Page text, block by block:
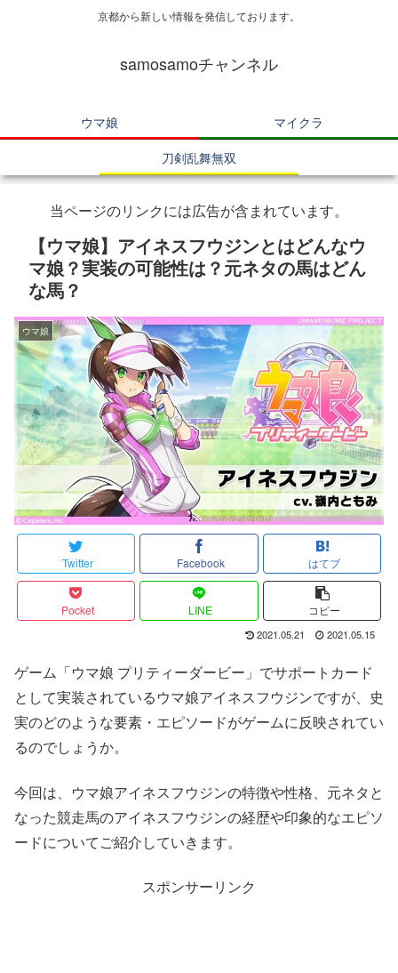
京都から新しい情報を発信しております。
samosamoチャンネル
ウマ娘
マイクラ
刀剣乱舞無双
当ページのリンクには広告が含まれています。
【ウマ娘】アイネスフウジンとはどんなウ
マ娘？実装の可能性は？元ネタの馬はどん
な馬？
ウマ娘
Twitter Facebook はてブ
Pocket LINE コピー
2021.05.21 2021.05.15
ゲーム「ウマ娘 プリティーダービー」でサポートカード
として実装されているウマ娘アイネスフウジンですが、史
実のどのような要素・エピソードがゲームに反映されてい
るのでしょうか。
今回は、ウマ娘アイネスフウジンの特徴や性格、元ネタと
なった競走馬のアイネスフウジンの経歴や印象的なエピソ
ードについてご紹介していきます。
スポンサーリンク